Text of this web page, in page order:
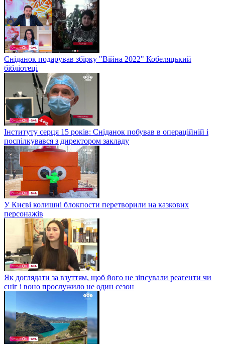
Сніданок подарував збірку "Війна 2022" Кобеляцький
бібліотеці
Інституту серця 15 років: Сніданок побував в операційній і
поспілкувався з директором закладу
У Києві колишні блокпости перетворили на казкових
персонажів
Як доглядати за взуттям, щоб його не зіпсували реагенти чи
сніг і воно прослужило не один сезон